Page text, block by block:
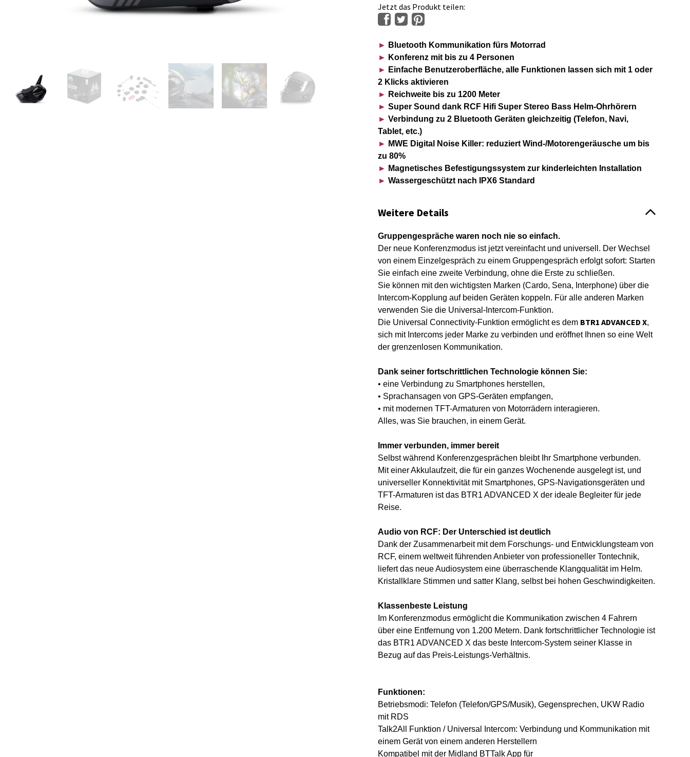
Jetzt das Produkt teilen:
► Bluetooth Kommunikation fürs Motorrad
► Konferenz mit bis zu 4 Personen
► Einfache Benutzeroberfläche, alle Funktionen lassen sich mit 1 oder
2 Klicks aktivieren
► Reichweite bis zu 1200 Meter
► Super Sound dank RCF Hifi Super Stereo Bass Helm-Ohrhörern
► Verbindung zu 2 Bluetooth Geräten gleichzeitig (Telefon, Navi,
Tablet, etc.)
► MWE Digital Noise Killer: reduziert Wind-/Motorengeräusche um bis
zu 80%
► Magnetisches Befestigungssystem zur kinderleichten Installation
► Wassergeschützt nach IPX6 Standard
Weitere Details
Gruppengespräche waren noch nie so einfach.
Der neue Konferenzmodus ist jetzt vereinfacht und universell. Der Wechsel
von einem Einzelgespräch zu einem Gruppengespräch erfolgt sofort: Starten
Sie einfach eine zweite Verbindung, ohne die Erste zu schließen.
Sie können mit den wichtigsten Marken (Cardo, Sena, Interphone) über die
Intercom-Kopplung auf beiden Geräten koppeln. Für alle anderen Marken
verwenden Sie die Universal-Intercom-Funktion.
Die Universal Connectivity-Funktion ermöglicht es dem BTR1 ADVANCED X,
sich mit Intercoms jeder Marke zu verbinden und eröffnet Ihnen so eine Welt
der grenzenlosen Kommunikation.
Dank seiner fortschrittlichen Technologie können Sie:
• eine Verbindung zu Smartphones herstellen,
• Sprachansagen von GPS-Geräten empfangen,
• mit modernen TFT-Armaturen von Motorrädern interagieren.
Alles, was Sie brauchen, in einem Gerät.
Immer verbunden, immer bereit
Selbst während Konferenzgesprächen bleibt Ihr Smartphone verbunden.
Mit einer Akkulaufzeit, die für ein ganzes Wochenende ausgelegt ist, und
universeller Konnektivität mit Smartphones, GPS-Navigationsgeräten und
TFT-Armaturen ist das BTR1 ADVANCED X der ideale Begleiter für jede
Reise.
Audio von RCF: Der Unterschied ist deutlich
Dank der Zusammenarbeit mit dem Forschungs- und Entwicklungsteam von
RCF, einem weltweit führenden Anbieter von professioneller Tontechnik,
liefert das neue Audiosystem eine überraschende Klangqualität im Helm.
Kristallklare Stimmen und satter Klang, selbst bei hohen Geschwindigkeiten.
Klassenbeste Leistung
Im Konferenzmodus ermöglicht die Kommunikation zwischen 4 Fahrern
über eine Entfernung von 1.200 Metern. Dank fortschrittlicher Technologie ist
das BTR1 ADVANCED X das beste Intercom-System seiner Klasse in
Bezug auf das Preis-Leistungs-Verhältnis.
Funktionen:
Betriebsmodi: Telefon (Telefon/GPS/Musik), Gegensprechen, UKW Radio
mit RDS
Talk2All Funktion / Universal Intercom: Verbindung und Kommunikation mit
einem Gerät von einem anderen Herstellern
Kompatibel mit der Midland BTTalk App für